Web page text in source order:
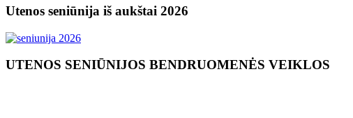
Utenos seniūnija iš aukštai 2026
UTENOS SENIŪNIJOS BENDRUOMENĖS VEIKLOS